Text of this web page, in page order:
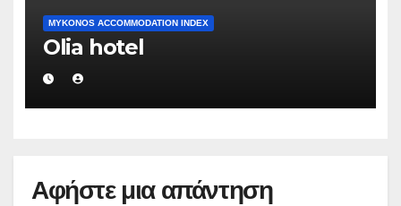
MYKONOS ACCOMMODATION INDEX
Olia hotel
Αφήστε μια απάντηση